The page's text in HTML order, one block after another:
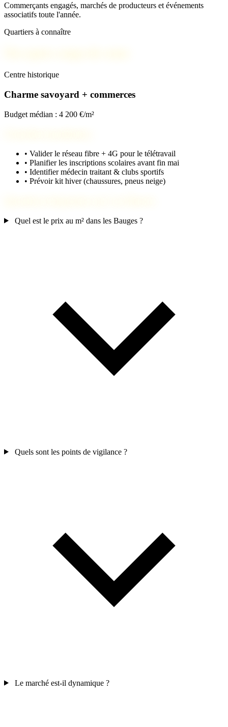
Commerçants engagés, marchés de producteurs et événements
associatifs toute l'année.
Quartiers à connaître
Centre historique
Charme savoyard + commerces
Budget médian : 4 200 €/m²
• Valider le réseau fibre + 4G pour le télétravail
• Planifier les inscriptions scolaires avant fin mai
• Identifier médecin traitant & clubs sportifs
• Prévoir kit hiver (chaussures, pneus neige)
Quel est le prix au m² dans les Bauges ?
Quels sont les points de vigilance ?
Le marché est-il dynamique ?